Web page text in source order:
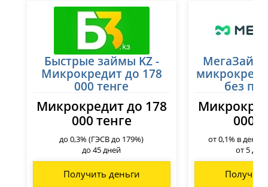
Житикара
Зыряновск
Казалинск
Кандыагаш
Караганда
Каратау
Костанай
Уштобе
Шардара
Шахтинск
Шымкент
Быстрые займы KZ -
Микрокредит до 178
000 тенге
Микрокредит до 178
000 тенге
до 0,3% (ГЭСВ до 179%)
до 45 дней
Получить деньги
МегаЗайм
без
000
от 0,1% в день
от 5 до